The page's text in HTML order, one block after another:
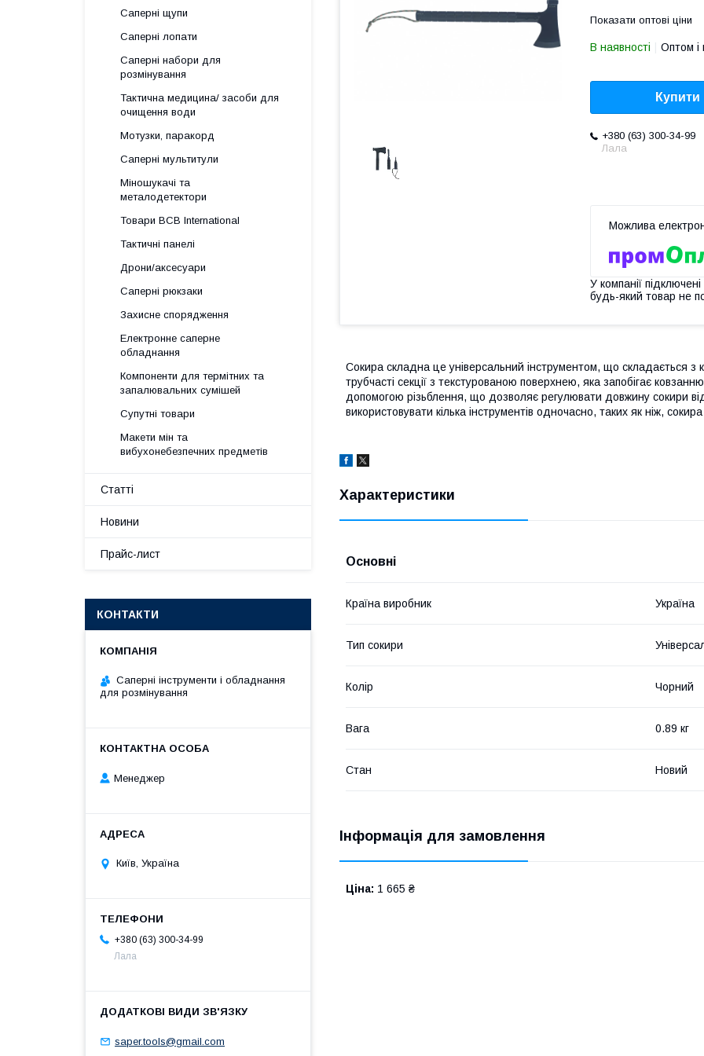
Показати оптові ціни
В наявності Оптом і
Купити
+380 (63) 300-34-99
Лала
У компанії
будь-який товар не
Сокира складна це універсальний інструментом, що складається з
трубчасті секції з текстурованою поверхнею, яка запобігає
допомогою різьблення, що дозволяє регулювати довжину сокири
використовувати кілька інструментів одночасно, таких як ніж,
Характеристики
Основні
Країна виробник Україна
Тип сокири
Колір Чорний
Вага 0.89 кг
Стан Новий
Інформація для замовлення
Ціна: 1 665 ₴
Саперні щупи
Саперні лопати
Саперні набори для
розмінування
Тактична медицина/ засоби для
очищення води
Мотузки, паракорд
Саперні мультитули
Міношукачі та
металодетектори
Товари BCB International
Тактичні панелі
Дрони/аксесуари
Саперні рюкзаки
Захисне спорядження
Електронне саперне
обладнання
Компоненти для термітних та
запалювальних сумішей
Супутні товари
Макети мін та
вибухонебезпечних предметів
Статті
Новини
Прайс-лист
КОНТАКТИ
Саперні інструменти і обладнання
для розмінування
Менеджер
Київ, Україна
+380 (63) 300-34-99
Лала
saper.tools@gmail.com